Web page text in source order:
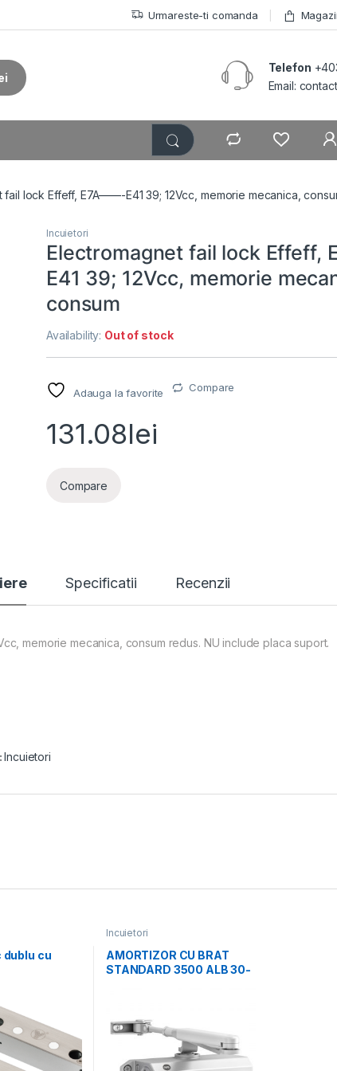
Urmareste-ti comanda
Telefon
Email:
fail lock Effeff, E7A——-E41 39; 12Vcc, memorie mecanica,
Incuietori
Electromagnet fail lock Effeff,
E41 39; 12Vcc, memorie
consum
Availability: Out of stock
Adauga la favorite Compare
131.08lei
Compare
Specificatii Recenzii
memorie mecanica, consum redus. NU include placa suport.
Incuietori
cu
Incuietori
AMORTIZOR CU BRAT
STANDARD 3500 ALB 30-